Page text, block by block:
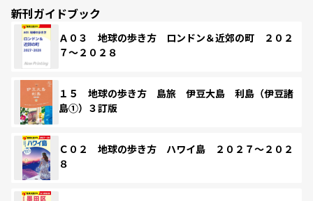
新刊ガイドブック
Ａ０３ 地球の歩き方 ロンドン＆近郊の町 ２０２
７～２０２８
１５ 地球の歩き方 島旅 伊豆大島 利島（伊豆諸
島①）３訂版
Ｃ０２ 地球の歩き方 ハワイ島 ２０２７～２０２
８